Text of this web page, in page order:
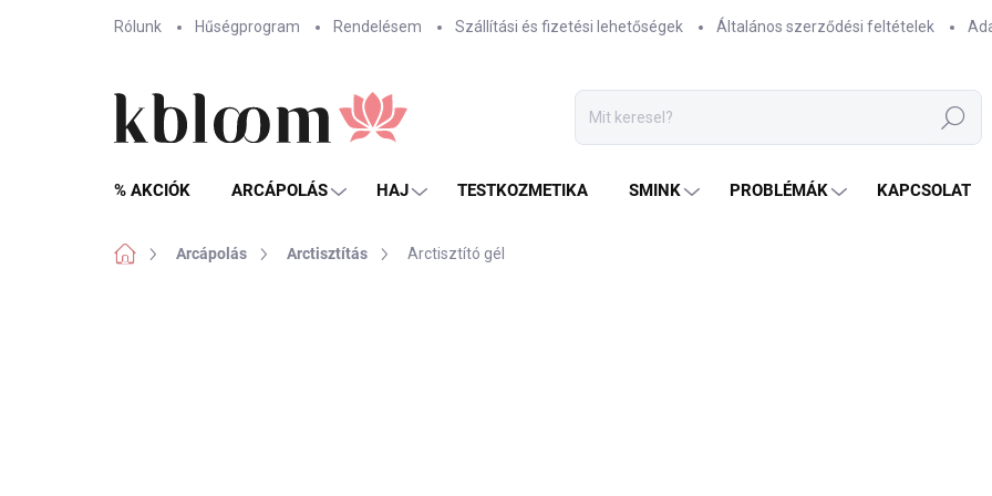
Rólunk Hűségprogram Rendelésem Szállítási és fizetési lehetőségek Általános szerződési feltételek
Keresés
% AKCIÓK ARCÁPOLÁS HAJ TESTKOZMETIKA SMINK PROBLÉMÁK KAPCSOLAT
KezdőlapArcápolás Arctisztítás Arctisztító gél